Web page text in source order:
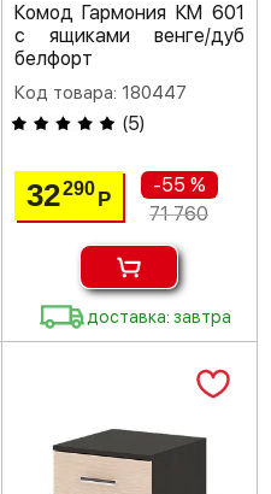
Комод Гармония КМ 601
с ящиками венге/дуб
белфорт
Код товара: 180447
(5)
32290 Р
-55 %
71 760
доставка: завтра